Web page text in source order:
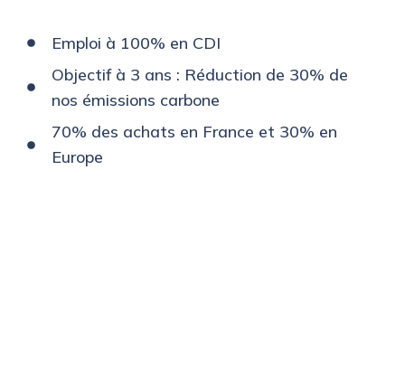
Emploi à 100% en CDI
Objectif à 3 ans : Réduction de 30% de
nos émissions carbone
70% des achats en France et 30% en
Europe